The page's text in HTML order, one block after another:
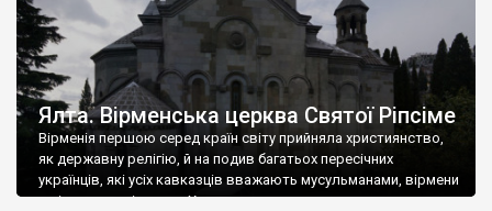
Ялта. Вірменська церква Святої Ріпсіме
Вірменія першою серед країн світу прийняла християнство,
як державну релігію, й на подив багатьох пересічних
українців, які усіх кавказців вважають мусульманами, вірмени
є відданими вірянами Христа